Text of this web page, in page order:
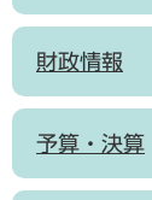
財政情報
予算・決算